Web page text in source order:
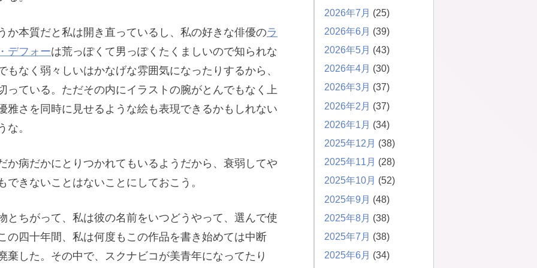
か本質だと私は開き直っているし、私の好きな俳優のラ
デフォーは荒っぽくて男っぽくたくましいので知られな
もなく弱々しいはかなげな雰囲気になったりするから、
っている。ただその内にイラストの腕がとんでもなく上
雅さを同時に見せるような絵も表現できるかもしれない
な。
か病だかにとりつかれてもいるようだから、衰弱してや
できないことはないことにしておこう。
とちがって、私は彼の名前をいつどうやって、選んで使
の四十年間、私は何度もこの作品を書き始めては中断
棄した。その中で、スクナビコが美青年になってたり
2026年7月 (25)
2026年6月 (39)
2026年5月 (43)
2026年4月 (30)
2026年3月 (37)
2026年2月 (37)
2026年1月 (34)
2025年12月 (38)
2025年11月 (28)
2025年10月 (52)
2025年9月 (48)
2025年8月 (38)
2025年7月 (38)
2025年6月 (34)